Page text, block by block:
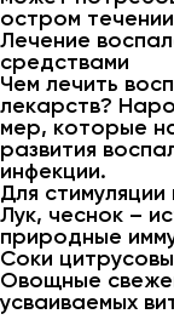
остром
Лечение
средствами
Чем лечить
лекарств?
мер, которые
развития
инфекции.
Для
Лук, чеснок –
природные
Соки
Овощные
усваиваемых